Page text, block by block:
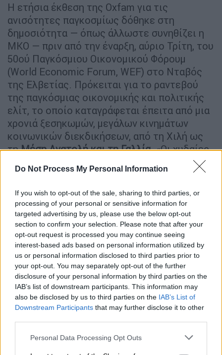
Do Not Process My Personal Information
If you wish to opt-out of the sale, sharing to third parties, or
processing of your personal or sensitive information for
targeted advertising by us, please use the below opt-out
section to confirm your selection. Please note that after your
opt-out request is processed you may continue seeing
interest-based ads based on personal information utilized by
us or personal information disclosed to third parties prior to
your opt-out. You may separately opt-out of the further
disclosure of your personal information by third parties on the
IAB’s list of downstream participants. This information may
also be disclosed by us to third parties on the IAB’s List of
Downstream Participants that may further disclose it to other
Please note that this website/app uses one or more Google
Personal Data Processing Opt Outs
Η ετήσια έκθεση της Oxfam για τις
ανισότητες παγκοσμίως δόθηκε στη
δημοσιότητα — όπως άλλωστε συνηθίζει η
ΜΚΟ — πριν από την έναρξη, αύριο Τρίτη, του
50ού Παγκόσμιου Οικονομικού Φόρουμ
(World Economic Forum, WEF) στο Νταβός
της Ελβετίας. Πρόκειται για το ραντεβού
της παγκόσμιας οικονομικής και πολιτικής
ελίτ, το οποίο καταγράφεται έπειτα από μια
χρονιά ξεσηκωμών, μεγάλων κινημάτων
κοινωνικών διεκδικήσεων, από τη Χιλή ως
τηΜέση Ανατολή και τη Γαλλία. «Οι χυδαίες
ρήξεων και των κοινωνικών συγκρούσεων
σε παντού στον κόσμο (...) Δεν είναι
ατύχημα, (αλλά) είναι το αποτέλεσμα των
πολιτικών (...) οι οποίες μειώνουν τη
συμμετοχή των πιο πλούσιων στην
κοινωνική αλληλεγγύη μέσω της φορολογίας
και αποδυναμώνουν τη χρηματοδότηση των
δημόσιων υπηρεσιών», υπογράμμισε από τη
δική του πλευρά η Πολίν Λεκλέρ,
εκπρόσωπος του γαλλικού παραρτήματος
της Oxfam.